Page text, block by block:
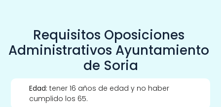
Requisitos Oposiciones
Administrativos Ayuntamiento
de Soria
Edad: tener 16 años de edad y no haber
cumplido los 65.